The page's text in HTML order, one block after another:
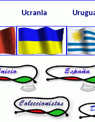
Ucrania